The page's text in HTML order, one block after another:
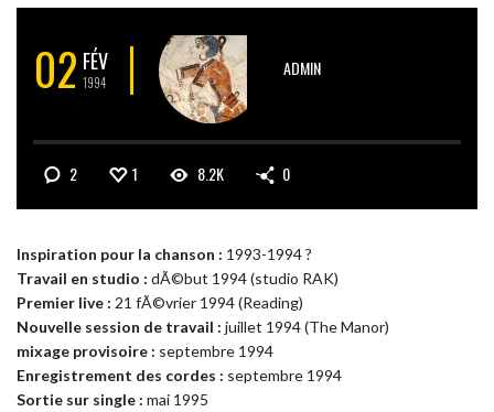
02 FÉV
1994
ADMIN
2 1 8.2K 0
Inspiration pour la chanson : 1993-1994 ?
Travail en studio : dÃ©but 1994 (studio RAK)
Premier live : 21 fÃ©vrier 1994 (Reading)
Nouvelle session de travail : juillet 1994 (The Manor)
mixage provisoire : septembre 1994
Enregistrement des cordes : septembre 1994
Sortie sur single : mai 1995